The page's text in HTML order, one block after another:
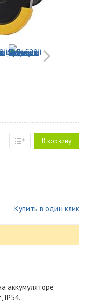
В корзину
Купить в один клик
аккумуляторе
IP54.